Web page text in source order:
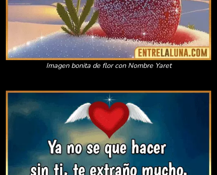
Imagen bonita de flor con Nombre Yaret